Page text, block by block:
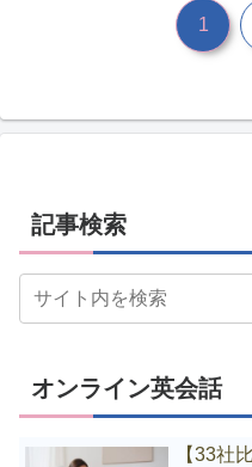
1
記事検索
オンライン英会話
【33社